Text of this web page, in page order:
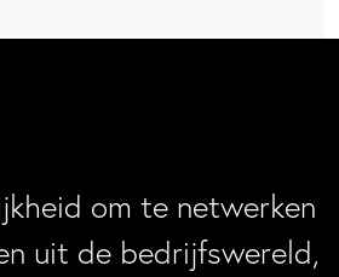
om te netwerken
uit de bedrijfswereld,